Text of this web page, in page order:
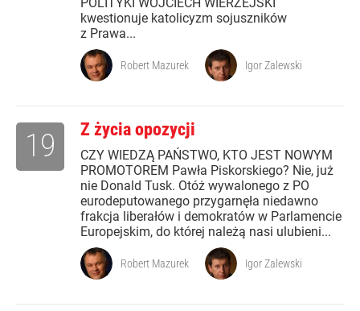
kwestionuje katolicyzm sojuszników
z Prawa...
Robert Mazurek Igor Zalewski
Z życia opozycji
CZY WIEDZĄ PAŃSTWO, KTO JEST NOWYM
PROMOTOREM Pawła Piskorskiego? Nie, już
nie Donald Tusk. Otóż wywalonego z PO
eurodeputowanego przygarnęła niedawno
frakcja liberałów i demokratów w Parlamencie
Europejskim, do której należą nasi ulubieni...
19
Robert Mazurek Igor Zalewski